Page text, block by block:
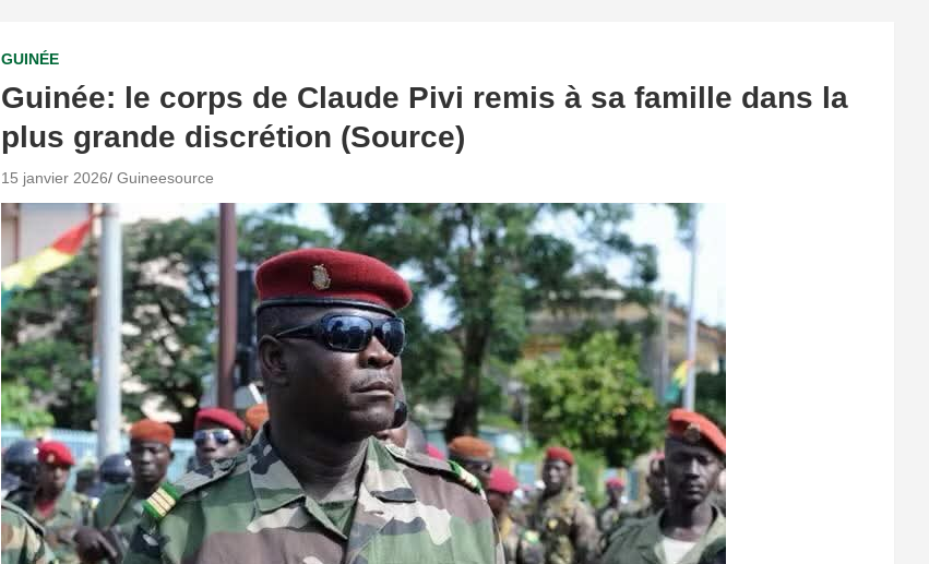
GUINÉE
Guinée: le corps de Claude Pivi remis à sa famille dans la
plus grande discrétion (Source)
15 janvier 2026 Guineesource